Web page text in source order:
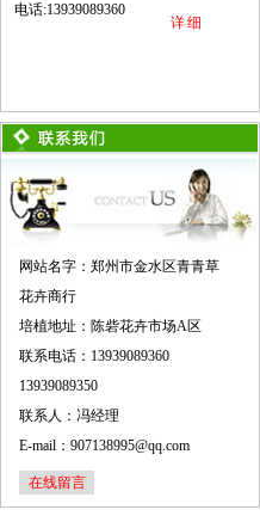
电话:13939089360
详细
网站名字：郑州市金水区青青草
花卉商行
培植地址：陈砦花卉市场A区
联系电话：13939089360
13939089350
联系人：冯经理
E-mail：907138995@qq.com
在线留言